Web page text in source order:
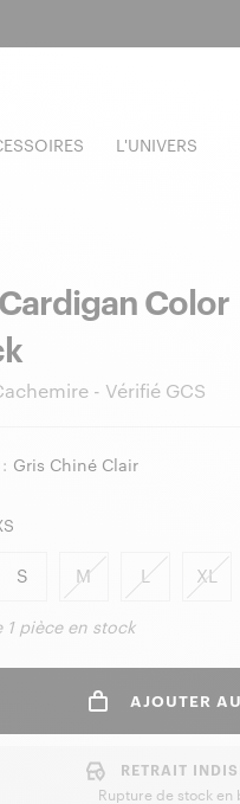
L'UNIVERS
Cardigan Color
- Vérifié GCS
Gris Chiné Clair
S M XL
1 pièceen stock
AJOUTER
RETRAIT
Rupture de stock en